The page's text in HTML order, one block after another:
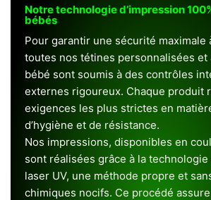
Notre technologie d’impression
bébés
Pour garantir une sécurité maximale
toutes nos tétines personnalisées et
bébé sont soumis à des contrôles
externes rigoureux. Chaque produit
exigences les plus strictes en
d’hygiène et de résistance.
Nos impressions, disponibles en
sont réalisées grâce à la technologie
laser UV, une méthode propre et
chimiques nocifs. Ce procédé